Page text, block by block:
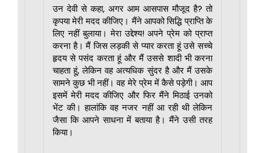
उन देवी से कहा, अगर आम आसपास मौजूद है? तो
कृपया मेरी मदद कीजिए। मैंने आपको सिद्धि प्राप्ति के
लिए नहीं बुलाया। मेरा उद्देश्य! अपने प्रेम को प्राप्त
करना है। मैं जिस लड़की से प्यार करता हूं उसे सच्चे
हृदय से पसंद करता हूं और मैं उससे शादी भी करना
चाहता हूं, लेकिन वह अत्यधिक सुंदर है और मैं उसके
सामने कुछ भी नहीं। वह मेरे प्रेम में कैसे पड़ेगी। आप
इसमें मेरी मदद कीजिए और फिर मैंने मिठाई उनको
भेंट की। हालांकि वह नजर नहीं आ रही थी लेकिन
जैसा कि आपने साधना में बताया है। मैंने उसी तरह
किया।